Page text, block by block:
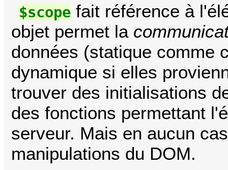
$scopefait référence à
objet permet la
données (statique comme
dynamique si elles
trouver des initialisations
des fonctions permettant
serveur. Mais en aucun
manipulations du DOM.